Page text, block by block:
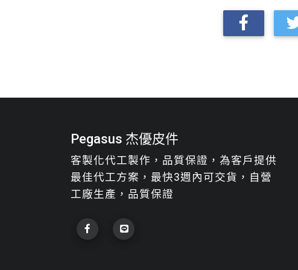
Pegasus 杰優皮件
客製化代工製作，品質保證，為客戶提供
最佳代工方案，最快3週內可交貨，自營
工廠生產，品質保證